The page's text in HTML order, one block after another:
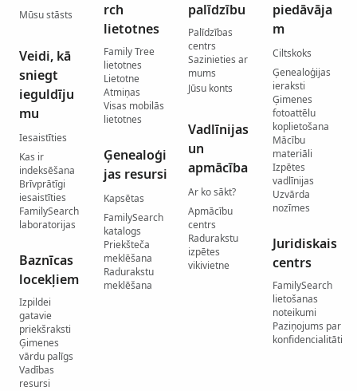
Mūsu stāsts
Veidi, kā
sniegt
ieguldīju
mu
Iesaistīties
Kas ir
indeksēšana
Brīvprātīgi
iesaistīties
FamilySearch
laboratorijas
Baznīcas
locekļiem
Izpildei
gatavie
priekšraksti
Ģimenes
vārdu palīgs
Vadības
resursi
rch
lietotnes
Family Tree
lietotnes
Lietotne
Atmiņas
Visas mobilās
lietotnes
Ģenealoģi
jas resursi
Kapsētas
FamilySearch
katalogs
Priekšteča
meklēšana
Radurakstu
meklēšana
palīdzību
Palīdzības
centrs
Sazinieties ar
mums
Jūsu konts
Vadlīnijas
un
apmācība
Ar ko sākt?
Apmācību
centrs
Radurakstu
izpētes
vikivietne
piedāvāja
m
Ciltskoks
Ģenealoģijas
ieraksti
Ģimenes
fotoattēlu
koplietošana
Mācību
materiāli
Izpētes
vadlīnijas
Uzvārda
nozīmes
Juridiskais
centrs
FamilySearch
lietošanas
noteikumi
Paziņojums par
konfidencialitāti